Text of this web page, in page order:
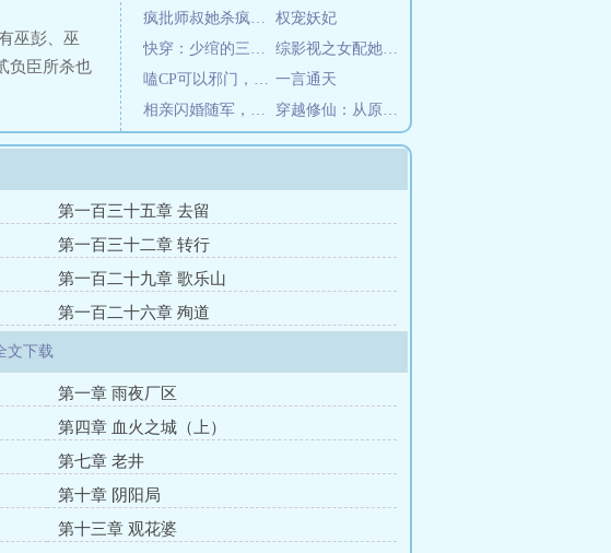
疯批师叔她杀疯了，全宗火葬场！
权宠妖妃
快穿：少绾的三千界之旅
综影视之女配她又在享受人生
嗑CP可以邪门，但别热门 一言通天
相亲闪婚随军，真千金有亿万物资
穿越修仙：从原主未死开始
巫彭、巫
负臣所杀也
第一百三十五章 去留
第一百三十二章 转行
第一百二十九章 歌乐山
第一百二十六章 殉道
文下载
第一章 雨夜厂区
第四章 血火之城（上）
第七章 老井
第十章 阴阳局
第十三章 观花婆